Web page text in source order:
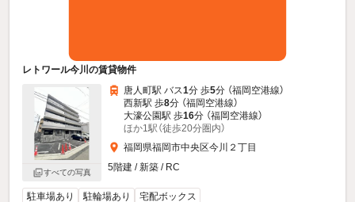
レトワール今川の賃貸物件
すべての写真
唐人町駅 バス1分 歩5分 （福岡空港線）
西新駅 歩8分 （福岡空港線）
大濠公園駅 歩16分 （福岡空港線）
ほか1駅（徒歩20分圏内）
福岡県福岡市中央区今川２丁目
5階建 / 新築 / RC
駐車場あり 駐輪場あり 宅配ボックス